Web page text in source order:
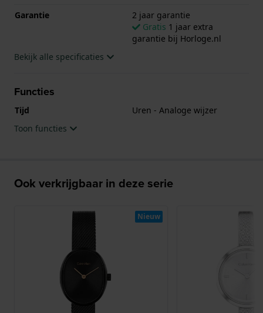
Garantie
2 jaar garantie
Gratis 1 jaar extra
garantie bij Horloge.nl
Bekijk alle specificaties
Functies
Tijd
Uren - Analoge wijzer
Toon functies
Ook verkrijgbaar in deze serie
Nieuw